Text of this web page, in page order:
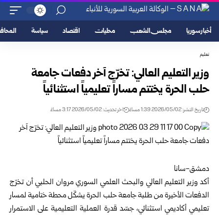
أخبار سوريا مجلس الشعب محليات اقتصاد سياسة
تعليم
وزير التعليم العالي: تخرّج آخر دفعات جامعة
حلب الحرة يختتم مساراً تعليمياً استثنائياً
تاريخ النشر: 2026/05/02 1:39 مساءً اخر تحديث: 2026/05/02 3:17 مساءً
دمشق-سانا
أكد وزير التعليم العالي والبحث العلمي السوري مروان الحلبي أن تخرّج
الدفعات الأخيرة من طلبة جامعة حلب الحرة يشكّل محطة ختامية لمسار
تعليمي أكاديمي استثنائي، جسّد قدرة العملية التعليمية على الاستمرار